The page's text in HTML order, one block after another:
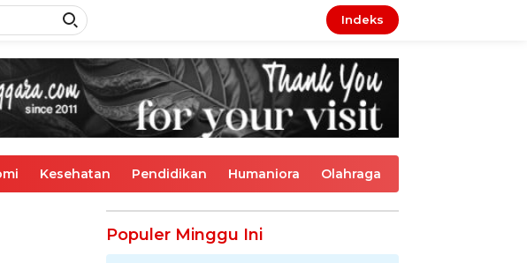
Indeks
Kesehatan Pendidikan Humaniora Olahraga
Populer Minggu Ini